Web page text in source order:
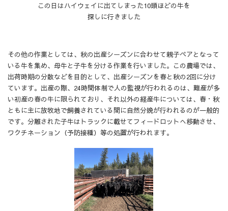
この日はハイウェイに出てしまった10頭ほどの牛を
探しに行きました
その他の作業としては、秋の出産シーズンに合わせて親子ペアとなって
いる牛を集め、母牛と子牛を分ける作業を行いました。この農場では、
出荷時期の分散などを目的として、出産シーズンを春と秋の2回に分け
ています。出産の際、24時間体制で人の監視が行われるのは、難産が多
い初産の春の牛に限られており、それ以外の経産牛については、春・秋
ともに主に放牧地で飼養されている間に自然分娩が行われるのが一般的
です。分離された子牛はトラックに載せてフィードロットへ移動させ、
ワクチネーション（予防接種）等の処置が行われます。